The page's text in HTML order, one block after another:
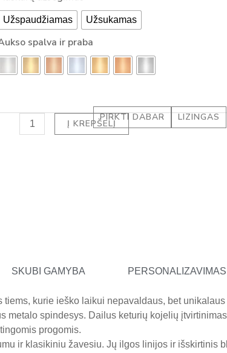
Užspaudžiamas Užsukamas
spalva ir praba
deimantu
EMERALD
Į KREPŠELĮ
PIRKTI DABAR LIZINGAS
SKUBI GAMYBA PERSONALIZAVIMAS
kurie ieško laikui nepavaldaus, bet
metalo spindesys. Dailus keturių kojelių
progomis.
ir klasikiniu žavesiu. Jų ilgos linijos ir išskirtinis